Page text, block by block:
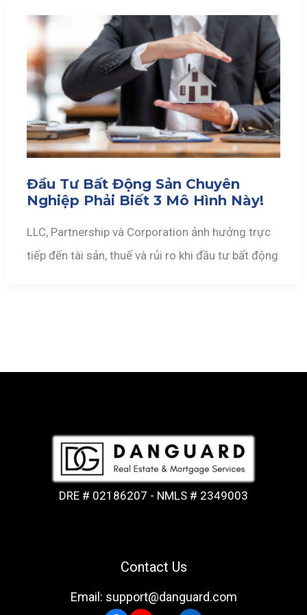
Đầu Tư Bất Động Sản Chuyên
Nghiệp Phải Biết 3 Mô Hình Này!
LLC, Partnership và Corporation ảnh hưởng trực
tiếp đến tài sản, thuế và rủi ro khi đầu tư bất động
DRE # 02186207 - NMLS # 2349003
Contact Us
Email: support@danguard.com
Facebook
YouTubeLinkedIn